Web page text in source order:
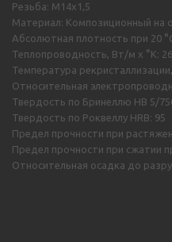
Резьба: M14x1,5
Материал: Композиционный на
Абсолютная плотность при 20
Теплопроводность, Вт/м х °К:
Температура рекристаллизации,
Относительная
Твердость по Бринеллю HB 5/
Твердость по Роквеллу HRB: 95
Предел прочности при
Предел прочности при сжатии
Относительная осадка до